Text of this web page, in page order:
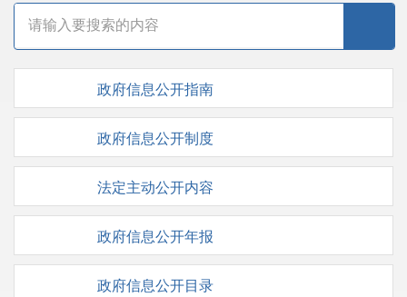
政府信息公开指南
政府信息公开制度
法定主动公开内容
政府信息公开年报
政府信息公开目录